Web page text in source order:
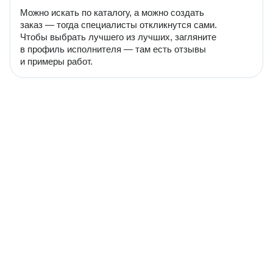
Можно искать по каталогу, а можно создать
заказ — тогда специалисты откликнутся сами.
Чтобы выбрать лучшего из лучших, загляните
в профиль исполнителя — там есть отзывы
и примеры работ.